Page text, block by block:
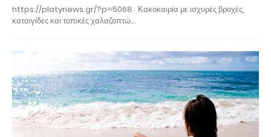
https://platynews.gr/?p=5068 Κακοκαιρία με ισχυρές βροχές,
καταιγίδες και τοπικές χαλαζοπτώ…